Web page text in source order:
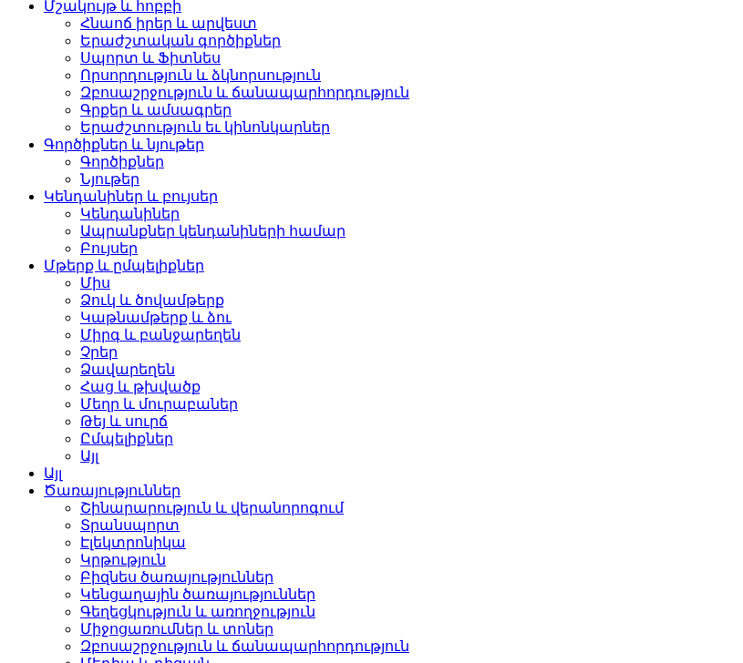
Մշակույթ և հոբբի
Հնաոճ իրեր և արվեստ
Երաժշտական գործիքներ
Սպորտ և Ֆիտնես
Որսորդություն և ձկնորսություն
Զբոսաշրջություն և ճանապարհորդություն
Գրքեր և ամսագրեր
Երաժշտություն եւ կինոնկարներ
Գործիքներ և նյութեր
Գործիքներ
Նյութեր
Կենդանիներ և բույսեր
Կենդանիներ
Ապրանքներ կենդանիների համար
Բույսեր
Մթերք և ըմպելիքներ
Միս
Ձուկ և ծովամթերք
Կաթնամթերք և ձու
Միրգ և բանջարեղեն
Չրեր
Ձավարեղեն
Հաց և թխվածք
Մեղր և մուրաբաներ
Թեյ և սուրճ
Ըմպելիքներ
Այլ
Այլ
Ծառայություններ
Շինարարություն և վերանորոգում
Տրանսպորտ
Էլեկտրոնիկա
Կրթություն
Բիզնես ծառայություններ
Կենցաղային ծառայություններ
Գեղեցկություն և առողջություն
Միջոցառումներ և տոներ
Զբոսաշրջություն և ճանապարհորդություն